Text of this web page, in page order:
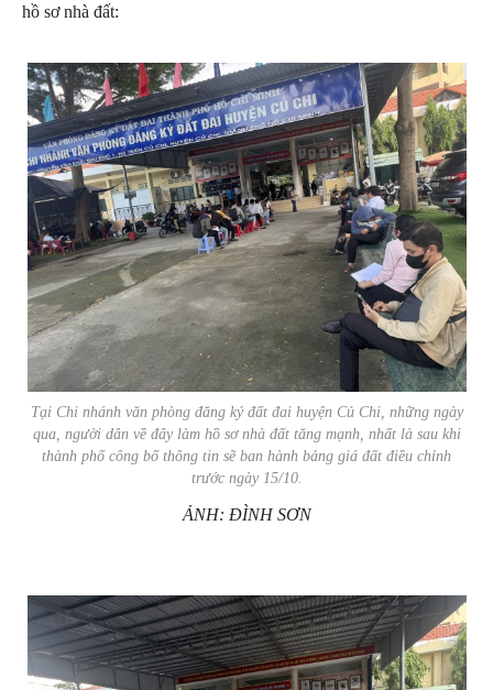
hồ sơ nhà đất:
Tại Chi nhánh văn phòng đăng ký đất đai huyện Củ Chi, những ngày
qua, người dân về đây làm hồ sơ nhà đất tăng mạnh, nhất là sau khi
thành phố công bố thông tin sẽ ban hành bảng giá đất điều chỉnh
trước ngày 15/10.
ẢNH: ĐÌNH SƠN